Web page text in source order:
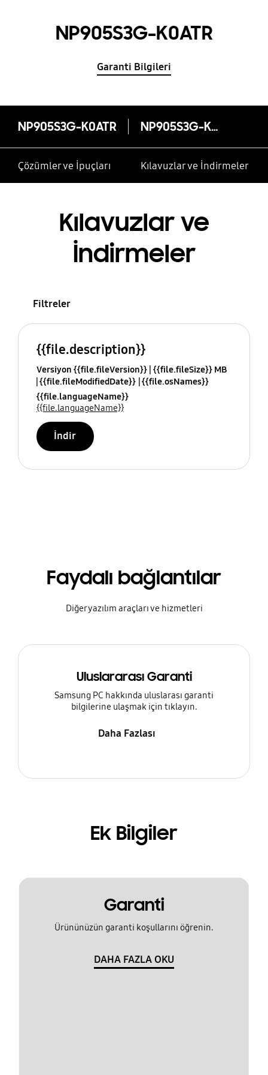
NP905S3G-K0ATR
Garanti Bilgileri
NP905S3G-K0ATR NP905S3G-K0ATR
Çözümler ve İpuçları Kılavuzlar ve İndirmeler
Kılavuzlar ve
İndirmeler
Filtreler
{{file.description}}
Versiyon {{file.fileVersion}} {{file.fileSize}} MB
{{file.fileModifiedDate}} {{file.osNames}}
{{file.languageName}}
{{file.languageName}}
İndir
Faydalı bağlantılar
Diğer yazılım araçları ve hizmetleri
Uluslararası Garanti
Samsung PC hakkında uluslarası garanti
bilgilerine ulaşmak için tıklayın.
Daha Fazlası
Ek Bilgiler
Garanti
Ürününüzün garanti koşullarını öğrenin.
DAHA FAZLA OKU